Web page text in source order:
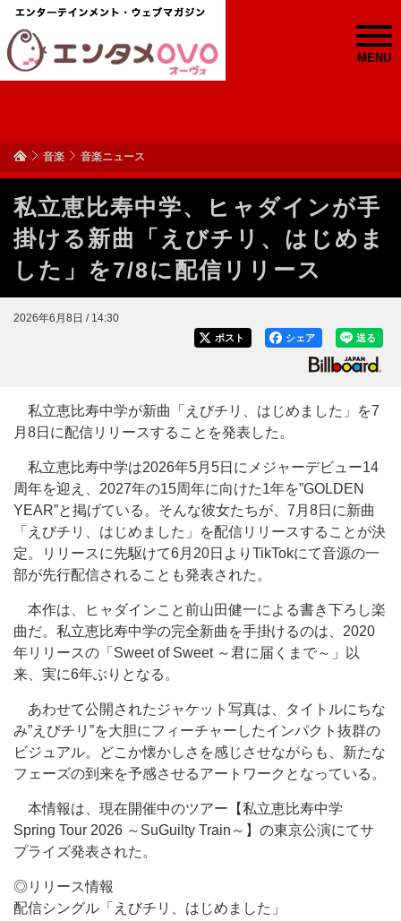
MENU
音楽 音楽ニュース
私立恵比寿中学、ヒャダインが手
掛ける新曲「えびチリ、はじめま
した」を7/8に配信リリース
2026年6月8日 / 14:30
送る
シェア
ポスト
私立恵比寿中学が新曲「えびチリ、はじめました」を7
月8日に配信リリースすることを発表した。
私立恵比寿中学は2026年5月5日にメジャーデビュー14
周年を迎え、2027年の15周年に向けた1年を”GOLDEN
YEAR”と掲げている。そんな彼女たちが、7月8日に新曲
「えびチリ、はじめました」を配信リリースすることが決
定。リリースに先駆けて6月20日よりTikTokにて音源の一
部が先行配信されることも発表された。
本作は、ヒャダインこと前山田健一による書き下ろし楽
曲だ。私立恵比寿中学の完全新曲を手掛けるのは、2020
年リリースの「Sweet of Sweet ～君に届くまで～」以
来、実に6年ぶりとなる。
あわせて公開されたジャケット写真は、タイトルにちな
み”えびチリ”を大胆にフィーチャーしたインパクト抜群の
ビジュアル。どこか懐かしさを感じさせながらも、新たな
フェーズの到来を予感させるアートワークとなっている。
本情報は、現在開催中のツアー【私立恵比寿中学
Spring Tour 2026 ～SuGuilty Train～】の東京公演にてサ
プライズ発表された。
◎リリース情報
配信シングル「えびチリ、はじめました」